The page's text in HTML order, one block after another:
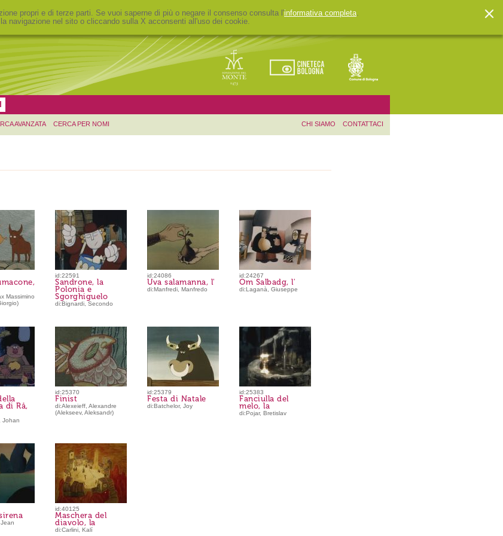
propri e di terze parti. Se vuoi saperne di più o negare il consenso consulta l'informativa completa.
la navigazione nel sito o cliccando sulla X acconsenti all'uso dei cookie.
AVANZATA CERCA PER NOMI CHI SIAMO CONTATTACI
Massimino
id:22591
Sandrone, la
Polonia e
Sgorghiguelo
di:Bignardi, Secondo
id:24086
Uva salamanna, l'
di:Manfredi, Manfredo
id:24267
Om Salbadg, l'
di:Laganà, Giuseppe
di Rå,
Johan
id:25370
Finist
di:Alexeieff, Alexandre
(Alekseev, Aleksandr)
id:25379
Festa di Natale
di:Batchelor, Joy
id:25383
Fanciulla del
melo, la
di:Pojar, Bretislav
id:40125
Maschera del
diavolo, la
di:Carlini, Kalí